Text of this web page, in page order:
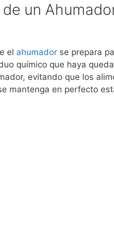
un
el ahumador se prepara
químico que haya
evitando que los
mantenga en perfecto